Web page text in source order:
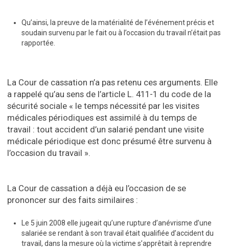
Qu’ainsi, la preuve de la matérialité de l’événement précis et
soudain survenu par le fait ou à l’occasion du travail n’était pas
rapportée.
La Cour de cassation n’a pas retenu ces arguments. Elle
a rappelé qu’au sens de l’article L. 411-1 du code de la
sécurité sociale « le temps nécessité par les visites
médicales périodiques est assimilé à du temps de
travail : tout accident d’un salarié pendant une visite
médicale périodique est donc présumé être survenu à
l’occasion du travail ».
La Cour de cassation a déjà eu l’occasion de se
prononcer sur des faits similaires :
Le 5 juin 2008 elle jugeait qu’une rupture d’anévrisme d’une
salariée se rendant à son travail était qualifiée d’accident du
travail, dans la mesure où la victime s’apprêtait à reprendre